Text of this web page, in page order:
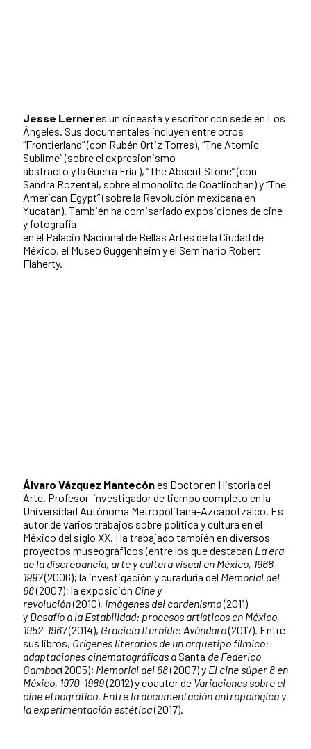
Jesse Lerneres un cineasta y escritor con sede en Los
Ángeles. Sus documentales incluyen entre otros
“Frontierland” (con Rubén Ortiz Torres), “The Atomic
Sublime” (sobre el expresionismo
abstracto y la Guerra Fría ), “The Absent Stone” (con
Sandra Rozental, sobre el monolito de Coatlinchan) y “The
American Egypt” (sobre la Revolución mexicana en
Yucatán). También ha comisariado exposiciones de cine
y fotografía
en el Palacio Nacional de Bellas Artes de la Ciudad de
México, el Museo Guggenheim y el Seminario Robert
Flaherty.
Álvaro Vázquez Mantecónes Doctor en Historia del
Arte. Profesor-investigador de tiempo completo en la
Universidad Autónoma Metropolitana-Azcapotzalco. Es
autor de varios trabajos sobre política y cultura en el
México del siglo XX. Ha trabajado también en diversos
proyectos museográficos (entre los que destacan La era
de la discrepancia, arte y cultura visual en México, 1968-
1997(2006); la investigación y curaduría del Memorial del
68(2007); la exposición Cine y
revolución(2010), Imágenes del cardenismo(2011)
y Desafío a la Estabilidad: procesos artísticos en México,
1952-1967(2014), Graciela Iturbide: Avándaro(2017). Entre
sus libros, Orígenes literarios de un arquetipo fílmico:
adaptaciones cinematográficas aSanta de Federico
Gamboa(2005); Memorial del 68(2007) y El cine súper 8 en
México, 1970-1989(2012) y coautor de Variaciones sobre el
cine etnográfico. Entre la documentación antropológica y
la experimentación estética(2017).